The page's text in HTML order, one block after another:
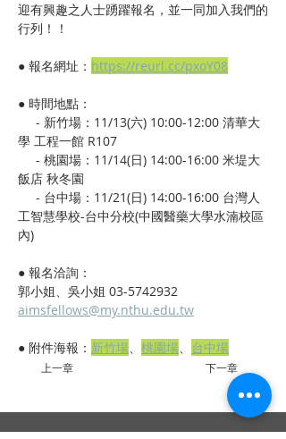
迎有興趣之人士踴躍報名，並一同加入我們的
行列！！
● 報名網址： https://reurl.cc/pxoY08
● 時間地點：
- 新竹場：11/13(六) 10:00-12:00 清華大
學 工程一館 R107
- 桃園場：11/14(日) 14:00-16:00 米堤大
飯店 秋冬園
- 台中場：11/21(日) 14:00-16:00 台灣人
工智慧學校-台中分校(中國醫藥大學水湳校區
內)
● 報名洽詢：
郭小姐、吳小姐 03-5742932
aimsfellows@my.nthu.edu.tw
● 附件海報： 新竹場、 桃園場、 台中場
上一章 下一章